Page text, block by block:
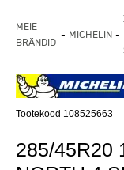
MEIE
BRÄNDID
MICHELIN
Tootekood 108525663
285/45R20